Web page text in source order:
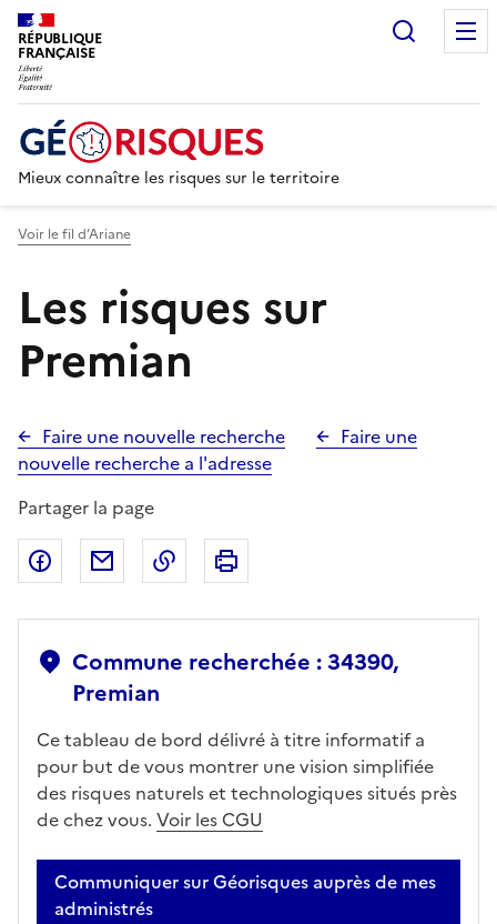
RÉPUBLIQUE
FRANÇAISE
Mieux connaître les risques sur le territoire
Voir le fil d’Ariane
Les risques sur
Premian
Faire une nouvelle recherche
Faire une
nouvelle recherche a l'adresse
Partager la page
Partager sur Facebook
Partager par emailCopier dans le presse-papier
Commune recherchée : 34390,
Premian
Ce tableau de bord délivré à titre informatif a
pour but de vous montrer une vision simplifiée
des risques naturels et technologiques situés près
de chez vous. Voir les CGU
Communiquer sur Géorisques auprès de mes
administrés